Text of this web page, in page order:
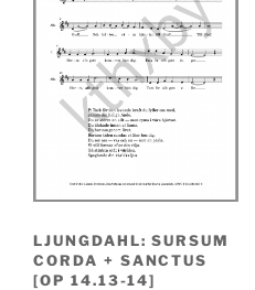
LJUNGDAHL: SURSUM
CORDA + SANCTUS
[OP 14.13-14]